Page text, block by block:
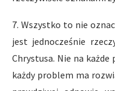
7. Wszystko to nie
jest jednocześnie
Chrystusa. Nie na
każdy problem ma